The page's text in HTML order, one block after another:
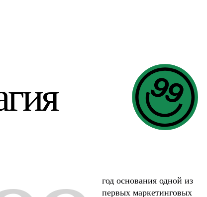
год основания одной из
первых маркетинговых